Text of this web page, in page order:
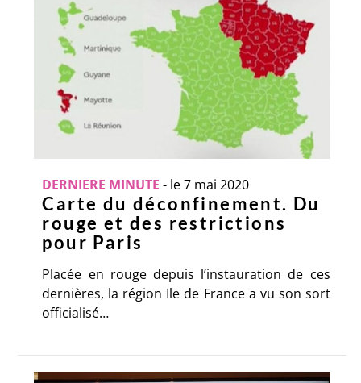
DERNIERE MINUTE - le 7 mai 2020
Carte du déconfinement. Du
rouge et des restrictions
pour Paris
Placée en rouge depuis l’instauration de ces
dernières, la région Ile de France a vu son sort
officialisé…